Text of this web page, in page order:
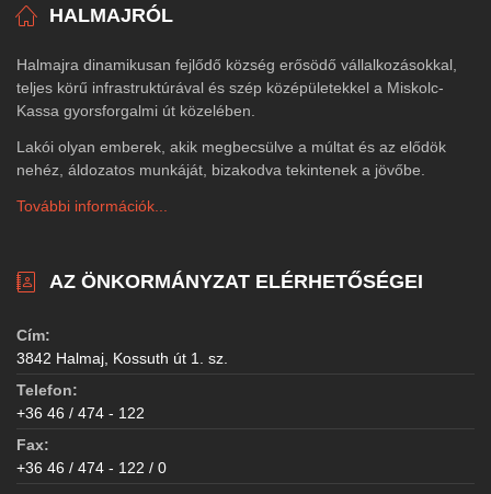
HALMAJRÓL
Halmajra dinamikusan fejlődő község erősödő vállalkozásokkal,
teljes körű infrastruktúrával és szép középületekkel a Miskolc-
Kassa gyorsforgalmi út közelében.
Lakói olyan emberek, akik megbecsülve a múltat és az elődök
nehéz, áldozatos munkáját, bizakodva tekintenek a jövőbe.
További információk...
AZ ÖNKORMÁNYZAT ELÉRHETŐSÉGEI
Cím:
3842 Halmaj, Kossuth út 1. sz.
Telefon:
+36 46 / 474 - 122
Fax:
+36 46 / 474 - 122 / 0